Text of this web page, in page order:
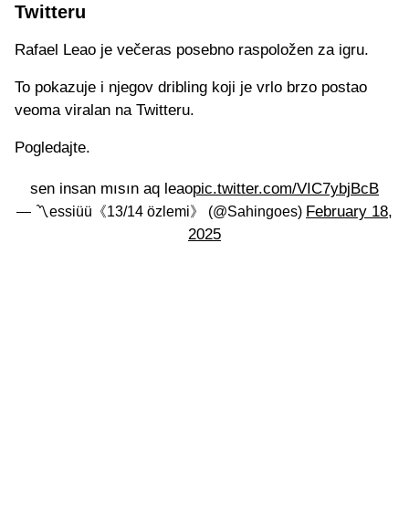
Twitteru
Rafael Leao je večeras posebno raspoložen za igru.
To pokazuje i njegov dribling koji je vrlo brzo postao
veoma viralan na Twitteru.
Pogledajte.
sen insan mısın aq leaopic.twitter.com/VIC7ybjBcB
— 〽️essiüü《13/14 özlemi》 (@Sahingoes) February 18,
2025